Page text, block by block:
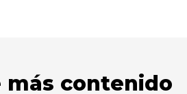
más contenido